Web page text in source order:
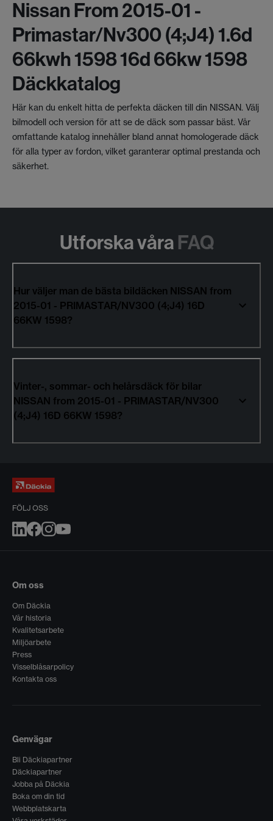
Nissan From 2015-01 -
Primastar/nv300 (4;j4) 1.6d
66kwh 1598 16d 66kw 1598
Däckkatalog
Här kan du enkelt hitta de perfekta däcken till din NISSAN. Välj
bilmodell och version för att se de däck som passar bäst. Vår
omfattande katalog innehåller bland annat homologerade däck
för alla typer av fordon, vilket garanterar optimal prestanda och
säkerhet.
Utforska våra FAQ
Hur väljer man de bästa bildäcken NISSAN from
2015-01 - PRIMASTAR/NV300 (4;J4) 16D
66KW 1598?
Vinter-, sommar- och helårsdäck för bilar
NISSAN from 2015-01 - PRIMASTAR/NV300
(4;J4) 16D 66KW 1598?
FÖLJ OSS
Om oss
Om Däckia
Vår historia
Kvalitetsarbete
Miljöarbete
Press
Visselblåsarpolicy
Kontakta oss
Genvägar
Bli Däckiapartner
Däckiapartner
Jobba på Däckia
Boka om din tid
Webbplatskarta